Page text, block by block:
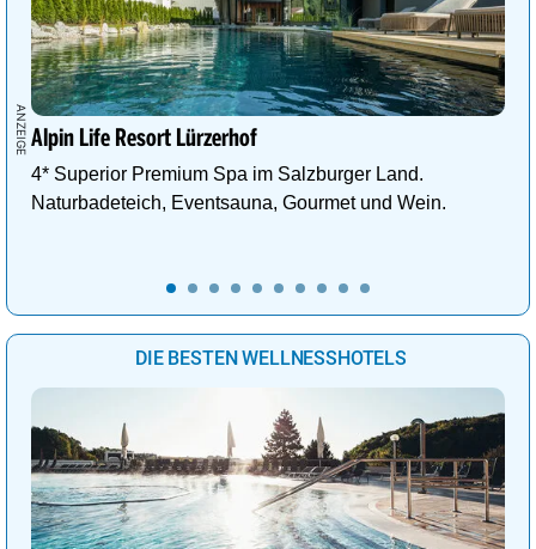
Alpin Life Resort Lürzerhof
4* Superior Premium Spa im Salzburger Land.
Naturbadeteich, Eventsauna, Gourmet und Wein.
DIE BESTEN WELLNESSHOTELS